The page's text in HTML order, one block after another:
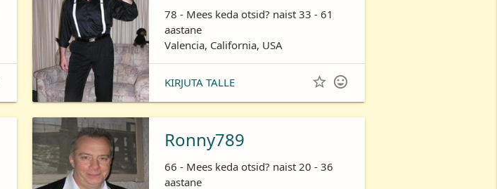
78 - Mees keda otsid? naist 33 - 61
aastane
Valencia, California, USA
KIRJUTA TALLE  
Ronny789
66 - Mees keda otsid? naist 20 - 36
aastane